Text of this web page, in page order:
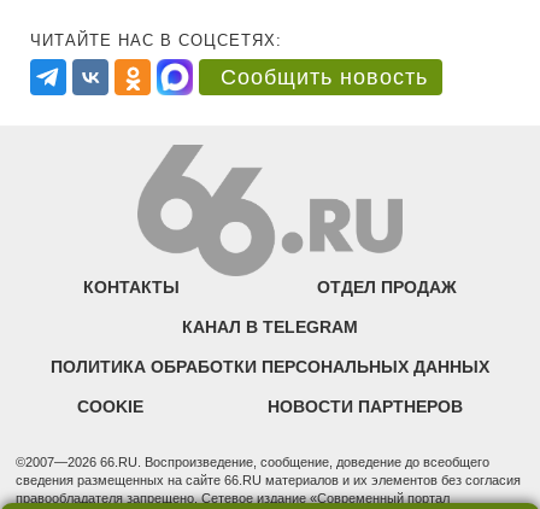
ЧИТАЙТЕ НАС В СОЦСЕТЯХ:
Сообщить новость
КОНТАКТЫ ОТДЕЛ ПРОДАЖ
КАНАЛ В TELEGRAM
ПОЛИТИКА ОБРАБОТКИ ПЕРСОНАЛЬНЫХ ДАННЫХ
COOKIE НОВОСТИ ПАРТНЕРОВ
©2007—2026 66.RU. Воспроизведение, сообщение, доведение до всеобщего
сведения размещенных на сайте 66.RU материалов и их элементов без согласия
правообладателя запрещено. Сетевое издание «Современный портал